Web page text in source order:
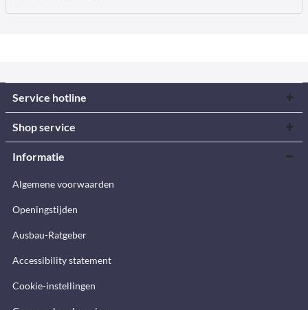
Service hotline
Shop service
Informatie
Algemene voorwaarden
Openingstijden
Ausbau-Ratgeber
Accessibility statement
Cookie-instellingen